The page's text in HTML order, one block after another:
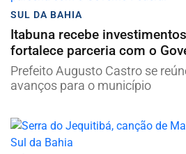
SUL DA BAHIA
Itabuna recebe
fortalece parceria com o
Prefeito Augusto Castro se
avanços para o município